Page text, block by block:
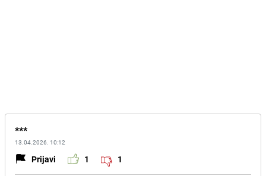
***
13.04.2026. 10:12
Prijavi 1 1